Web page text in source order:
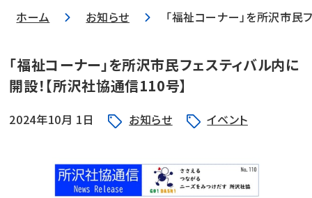
ホーム お知らせ 「福祉コーナー」を所沢市民
「福祉コーナー」を所沢市民フェスティバル内に
開設！【所沢社協通信110号】
2024年10月 1日 お知らせ イベント